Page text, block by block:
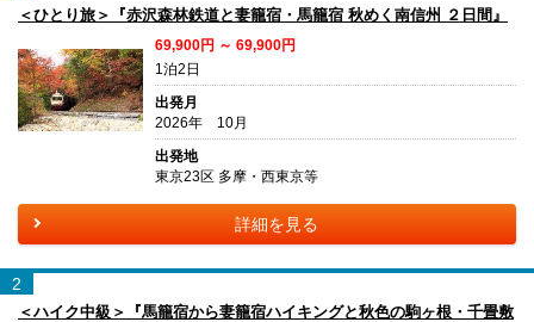
＜ひとり旅＞『赤沢森林鉄道と妻籠宿・馬籠宿 秋めく南信州 ２日間』
69,900円 ～ 69,900円
1泊2日
出発月
2026年 10月
出発地
東京23区 多摩・西東京等
詳細を見る
2
＜ハイク中級＞『馬籠宿から妻籠宿ハイキングと秋色の駒ヶ根・千畳敷